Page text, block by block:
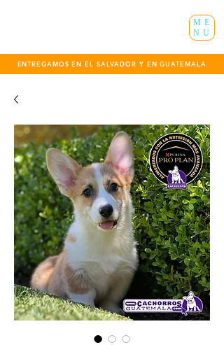
ENTREGAMOS EN EL SALVADOR Y EN GUATEMALA
ME
NU